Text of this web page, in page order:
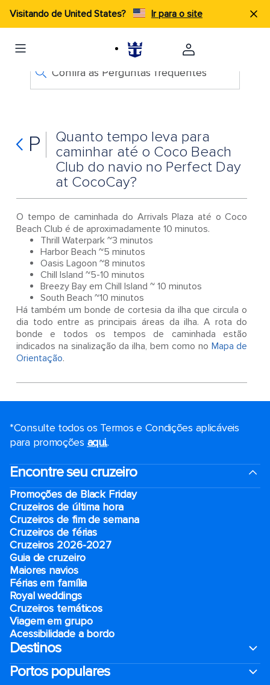
Visitando de United States? Ir para o site
Confira as Perguntas frequentes
P
Quanto tempo leva para
caminhar até o Coco Beach
Club do navio no Perfect Day
at CocoCay?
O tempo de caminhada do Arrivals Plaza até o Coco
Beach Club é de aproximadamente 10 minutos.
Thrill Waterpark ~3 minutos
Harbor Beach ~5 minutos
Oasis Lagoon ~8 minutos
Chill Island ~5-10 minutos
Breezy Bay em Chill Island ~ 10 minutos
South Beach ~10 minutos
Há também um bonde de cortesia da ilha que circula o
dia todo entre as principais áreas da ilha. A rota do
bonde e todos os tempos de caminhada estão
indicados na sinalização da ilha, bem como no Mapa de
Orientação.
*Consulte todos os Termos e Condições aplicáveis ​​
para promoções aqui..
Encontre seu cruzeiro
Promoções de Black Friday
Cruzeiros de última hora
Cruzeiros de fim de semana
Cruzeiros de férias
Cruzeiros 2026-2027
Guia de cruzeiro
Maiores navios
Férias em família
Royal weddings
Cruzeiros temáticos
Viagem em grupo
Acessibilidade a bordo
Destinos
Portos populares